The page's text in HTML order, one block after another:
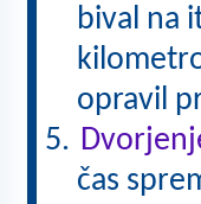
bival na
opravil
čas